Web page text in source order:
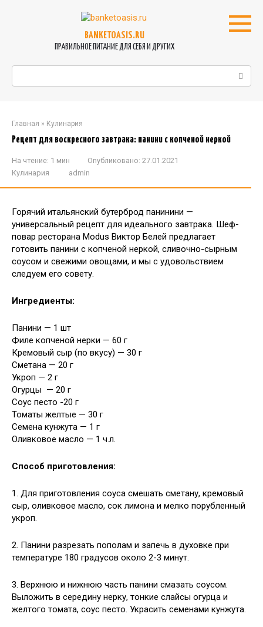
BANKETOASIS.RU
ПРАВИЛЬНОЕ ПИТАНИЕ ДЛЯ СЕБЯ И ДРУГИХ
Главная » Кулинария
Рецепт для воскресного завтрака: панини с копченой неркой
На чтение: 1 мин Опубликовано: 27.01.2021
Кулинария
admin
Горячий итальянский бутерброд панинини —
универсальный рецепт для идеального завтрака. Шеф-
повар ресторана Modus Виктор Белей предлагает
готовить панини с копченой неркой, сливочно-сырным
соусом и свежими овощами, и мы с удовольствием
следуем его совету.
Ингредиенты:
Панини — 1 шт
Филе копченой нерки — 60 г
Кремовый сыр (по вкусу) — 30 г
Сметана — 20 г
Укроп — 2 г
Огурцы — 20 г
Соус песто -20 г
Томаты желтые — 30 г
Семена кунжута — 1 г
Оливковое масло — 1 ч.л.
Способ приготовления:
1. Для приготовления соуса смешать сметану, кремовый
сыр, оливковое масло, сок лимона и мелко порубленный
укроп.
2. Панини разрезать пополам и запечь в духовке при
температуре 180 градусов около 2-3 минут.
3. Верхнюю и нижнюю часть панини смазать соусом.
Выложить в середину нерку, тонкие слайсы огурца и
желтого томата, соус песто. Украсить семенами кунжута.